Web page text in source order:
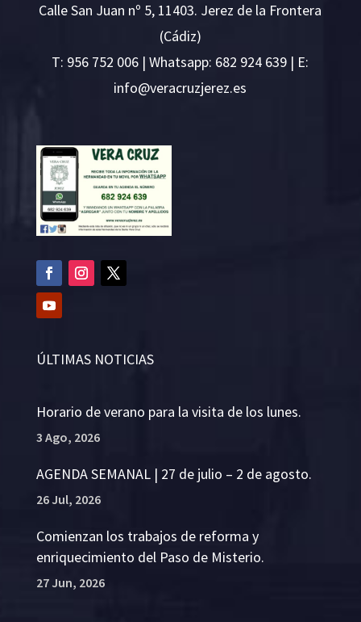
Calle San Juan nº 5, 11403. Jerez de la Frontera
(Cádiz)
T: 956 752 006 | Whatsapp: 682 924 639 | E:
se.ze
rejzu
rcare
v@ofn
i
ÚLTIMAS NOTICIAS
Horario de verano para la visita de los lunes.
3 Ago, 2026
AGENDA SEMANAL | 27 de julio – 2 de agosto.
26 Jul, 2026
Comienzan los trabajos de reforma y
enriquecimiento del Paso de Misterio.
27 Jun, 2026